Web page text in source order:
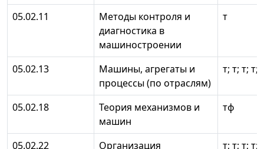
05.02.11
Методы контроля и
диагностика в
машиностроении
т
05.02.13
Машины, агрегаты и
процессы (по отраслям)
т; т; т; т;
05.02.18
Теория механизмов и
машин
тф
05.02.22 Организация т; т; т; т;